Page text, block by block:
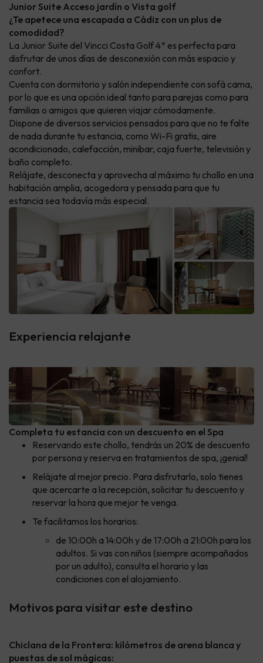
Junior Suite Acceso jardín o Vista golf
¿Te apetece una escapada a Cádiz con un plus de
comodidad?
La Junior Suite del Vincci Costa Golf 4* es perfecta para
disfrutar de unos días de desconexión con más espacio y
confort.
Cuenta con dormitorio y salón independiente con sofá cama,
por lo que es una opción ideal tanto para parejas como para
familias o amigos que quieren viajar cómodamente.
Dispone de diversos servicios pensados para que no te falte
de nada durante tu estancia, como Wi-Fi gratis, aire
acondicionado, calefacción, minibar, caja fuerte, televisión y
baño completo.
Relájate, desconecta y aprovecha al máximo tu chollo en una
habitación amplia, acogedora y pensada para que tu
estancia sea todavía más especial.
Experiencia relajante
Completa tu estancia con un descuento en el Spa
Reservando este chollo, tendrás un 20% de descuento
por persona y reserva en tratamientos de spa, ¡genial!
Relájate al mejor precio. Para disfrutarlo, solo tienes
que acercarte a la recepción, solicitar tu descuento y
reservar la hora que mejor te venga.
Te facilitamos los horarios:
de 10:00h a 14:00h y de 17:00h a 21:00h para los
adultos. Si vas con niños (siempre acompañados
por un adulto), consulta el horario y las
condiciones con el alojamiento.
Motivos para visitar este destino
Chiclana de la Frontera: kilómetros de arena blanca y
puestas de sol mágicas: